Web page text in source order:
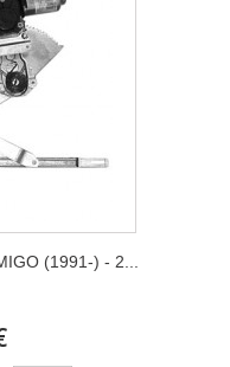
(1991-) - 2...